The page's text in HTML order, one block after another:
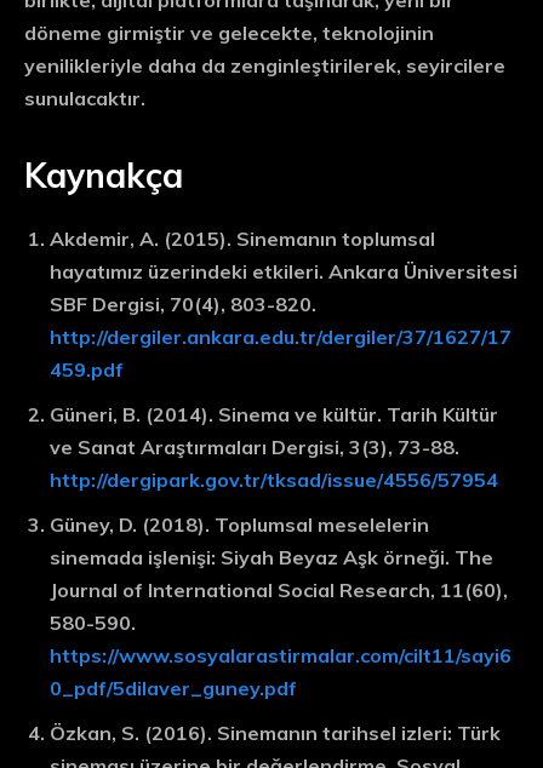
döneme girmiştir ve gelecekte, teknolojinin
yenilikleriyle daha da zenginleştirilerek, seyircilere
sunulacaktır.
Kaynakça
Akdemir, A. (2015). Sinemanın toplumsal
hayatımız üzerindeki etkileri. Ankara Üniversitesi
SBF Dergisi, 70(4), 803-820.
http://dergiler.ankara.edu.tr/dergiler/37/1627/17
459.pdf
Güneri, B. (2014). Sinema ve kültür. Tarih Kültür
ve Sanat Araştırmaları Dergisi, 3(3), 73-88.
http://dergipark.gov.tr/tksad/issue/4556/57954
Güney, D. (2018). Toplumsal meselelerin
sinemada işlenişi: Siyah Beyaz Aşk örneği. The
Journal of International Social Research, 11(60),
580-590.
https://www.sosyalarastirmalar.com/cilt11/sayi6
0_pdf/5dilaver_guney.pdf
Özkan, S. (2016). Sinemanın tarihsel izleri: Türk